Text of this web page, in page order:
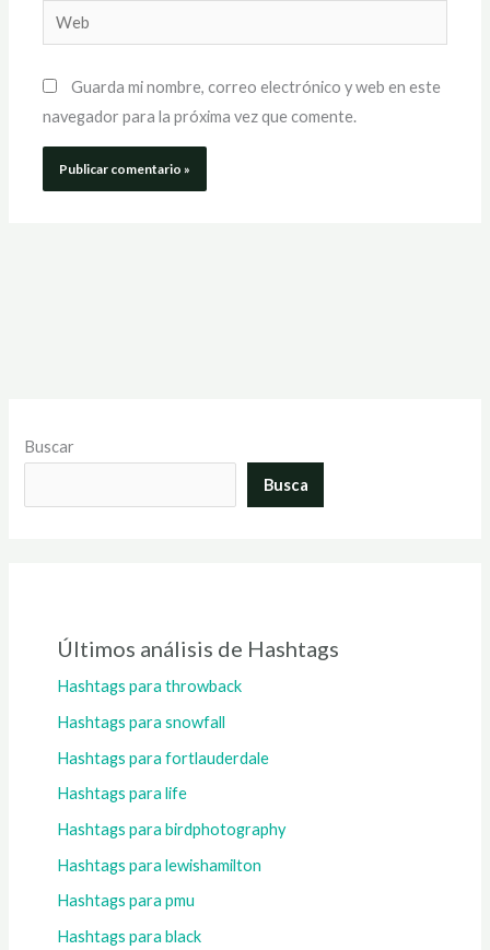
Web
Guarda mi nombre, correo electrónico y web en este
navegador para la próxima vez que comente.
Buscar
Busca
Últimos análisis de Hashtags
Hashtags para throwback
Hashtags para snowfall
Hashtags para fortlauderdale
Hashtags para life
Hashtags para birdphotography
Hashtags para lewishamilton
Hashtags para pmu
Hashtags para black